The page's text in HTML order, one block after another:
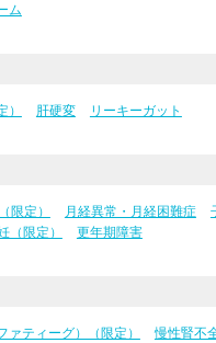
ム
肝硬変 リーキーガット
限定） 月経異常・月経困難症
（限定） 更年期障害
ティーグ）（限定） 慢性腎不